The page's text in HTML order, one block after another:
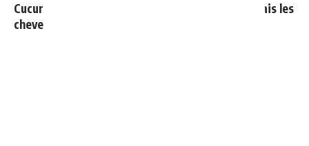
Cucurella explique pourquoi il ne se coupera jamais les
cheveux